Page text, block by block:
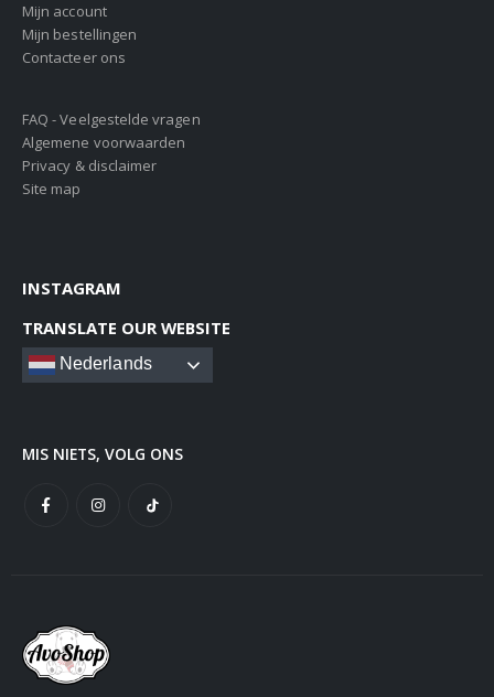
Mijn account
Mijn bestellingen
Contacteer ons
FAQ - Veelgestelde vragen
Algemene voorwaarden
Privacy & disclaimer
Site map
INSTAGRAM
TRANSLATE OUR WEBSITE
Nederlands
MIS NIETS, VOLG ONS